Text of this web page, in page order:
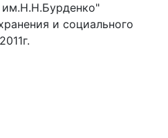
и социального